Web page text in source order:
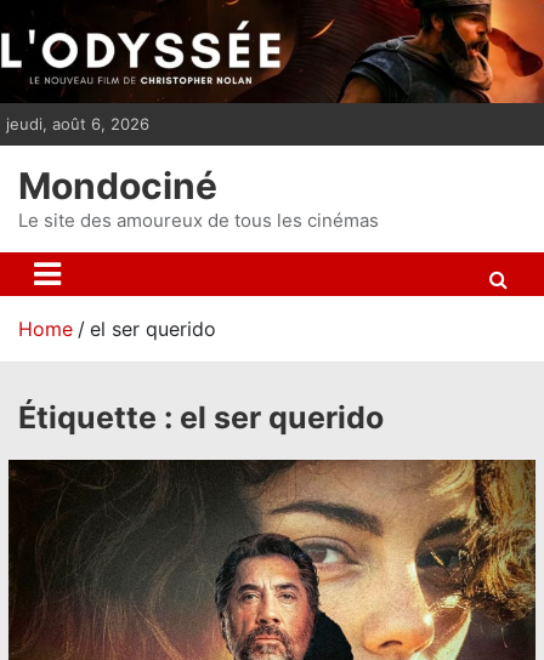
i
p
t
n
t
jeudi, août 6, 2026
Mondociné
Le site des amoureux de tous les cinémas
Home el ser querido
Étiquette : el ser querido